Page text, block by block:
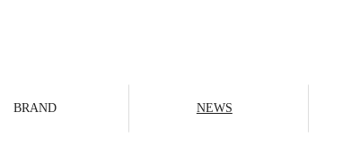
BRAND NEWS